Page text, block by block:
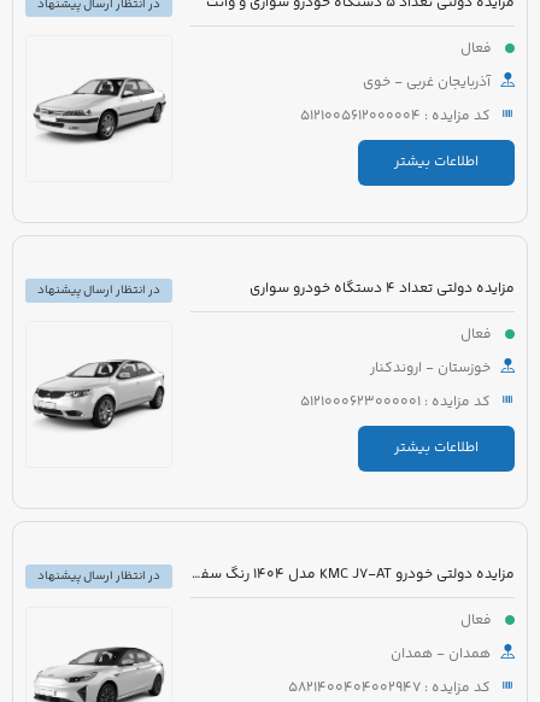
فعال
آذربایجان غربی - خوی
کد مزایده : 5121005612000004
اطلاعات بیشتر
در انتظار ارسال پیشنهاد
مزایده دولتی تعداد 4 دستگاه خودرو سواری
فعال
خوزستان - اروندکنار
کد مزایده : 5121000623000001
اطلاعات بیشتر
در انتظار ارسال پیشنهاد
مزایده دولتی خودرو KMC J7-AT مدل 1404 رنگ سفید
فعال
همدان - همدان
کد مزایده : 5821400404002947
در انتظار ارسال پیشنهاد